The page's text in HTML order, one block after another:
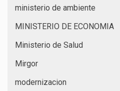
ministerio de ambiente
MINISTERIO DE ECONOMIA
Ministerio de Salud
Mirgor
modernizacion